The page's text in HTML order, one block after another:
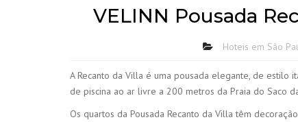
VELINN Pousada
Hoteis em São
A Recanto da Villa é uma pousada elegante, de estilo
de piscina ao ar livre a 200 metros da Praia do Saco
Os quartos da Pousada Recanto da Villa têm